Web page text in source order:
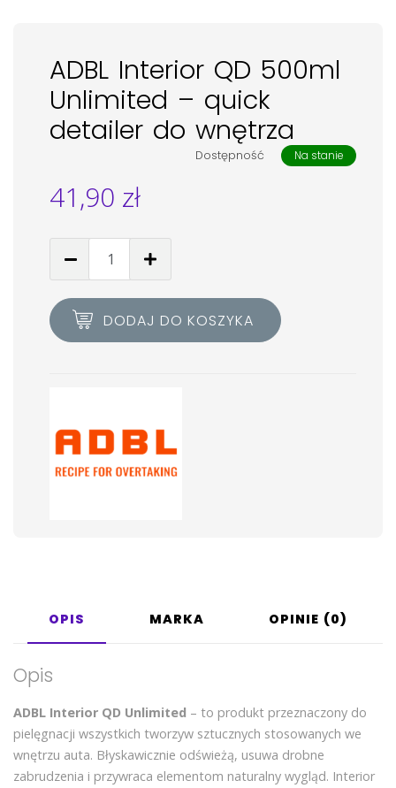
ADBL Interior QD 500ml
Unlimited – quick
detailer do wnętrza
Dostępność Na stanie
41,90 zł
DODAJ DO KOSZYKA
OPIS MARKA OPINIE (0)
Opis
ADBL Interior QD Unlimited – to produkt przeznaczony do
pielęgnacji wszystkich tworzyw sztucznych stosowanych we
wnętrzu auta. Błyskawicznie odświeżą, usuwa drobne
zabrudzenia i przywraca elementom naturalny wygląd. Interior